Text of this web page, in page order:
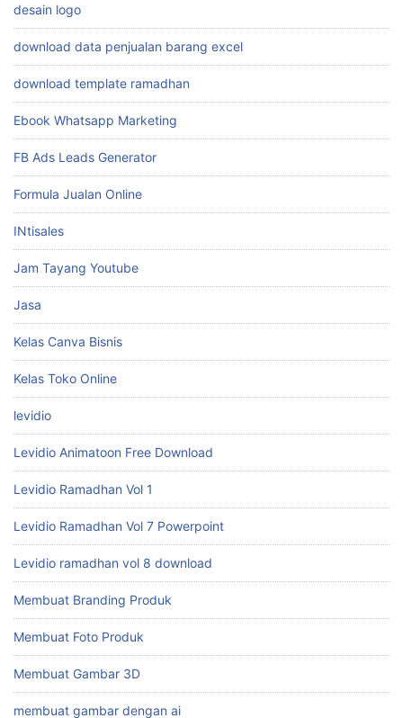
desain logo
download data penjualan barang excel
download template ramadhan
Ebook Whatsapp Marketing
FB Ads Leads Generator
Formula Jualan Online
INtisales
Jam Tayang Youtube
Jasa
Kelas Canva Bisnis
Kelas Toko Online
levidio
Levidio Animatoon Free Download
Levidio Ramadhan Vol 1
Levidio Ramadhan Vol 7 Powerpoint
Levidio ramadhan vol 8 download
Membuat Branding Produk
Membuat Foto Produk
Membuat Gambar 3D
membuat gambar dengan ai